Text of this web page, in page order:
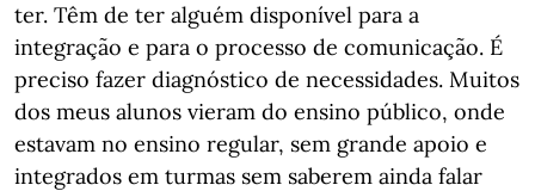
ter. Têm de ter alguém disponível para a
integração e para o processo de comunicação. É
preciso fazer diagnóstico de necessidades. Muitos
dos meus alunos vieram do ensino público, onde
estavam no ensino regular, sem grande apoio e
integrados em turmas sem saberem ainda falar